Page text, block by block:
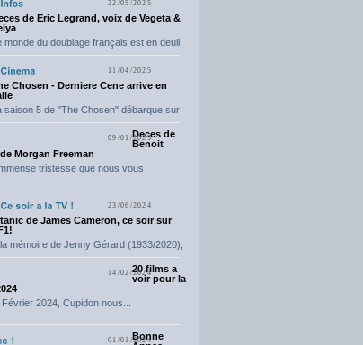
22/05/2025
de Eric Legrand, voix de Vegeta &
monde du doublage français est en deuil
11/04/2025
Chosen - Derniere Cene arrive en
saison 5 de "The Chosen" débarque sur
09/01/2025Deces de
Benoit
Morgan Freeman
tristesse que nous vous
23/06/2024
de James Cameron, ce soir sur
mémoire de Jenny Gérard (1933/2020),
14/02/202420 films a
voir pour la
2024, Cupidon nous...
01/01/2024
Bonne